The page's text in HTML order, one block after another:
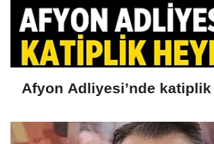
Afyon Adliyesi’nde katiplik